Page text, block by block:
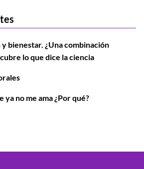
bienestar. ¿Una combinación
lo que dice la ciencia
ya no me ama ¿Por qué?